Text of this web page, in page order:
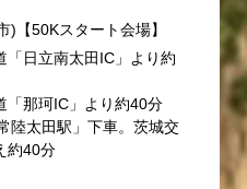
【50Kスタート会場】
「日立南太田IC」より約
「那珂IC」より約40分
陸太田駅」下車。茨城交
約40分